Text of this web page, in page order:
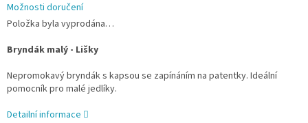
Možnosti doručení
Položka byla vyprodána…
Bryndák malý - Lišky
Nepromokavý bryndák s kapsou se zapínáním na patentky. Ideální
pomocník pro malé jedlíky.
Detailní informace